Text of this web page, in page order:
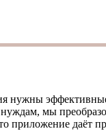
нужны
мы
приложение даёт